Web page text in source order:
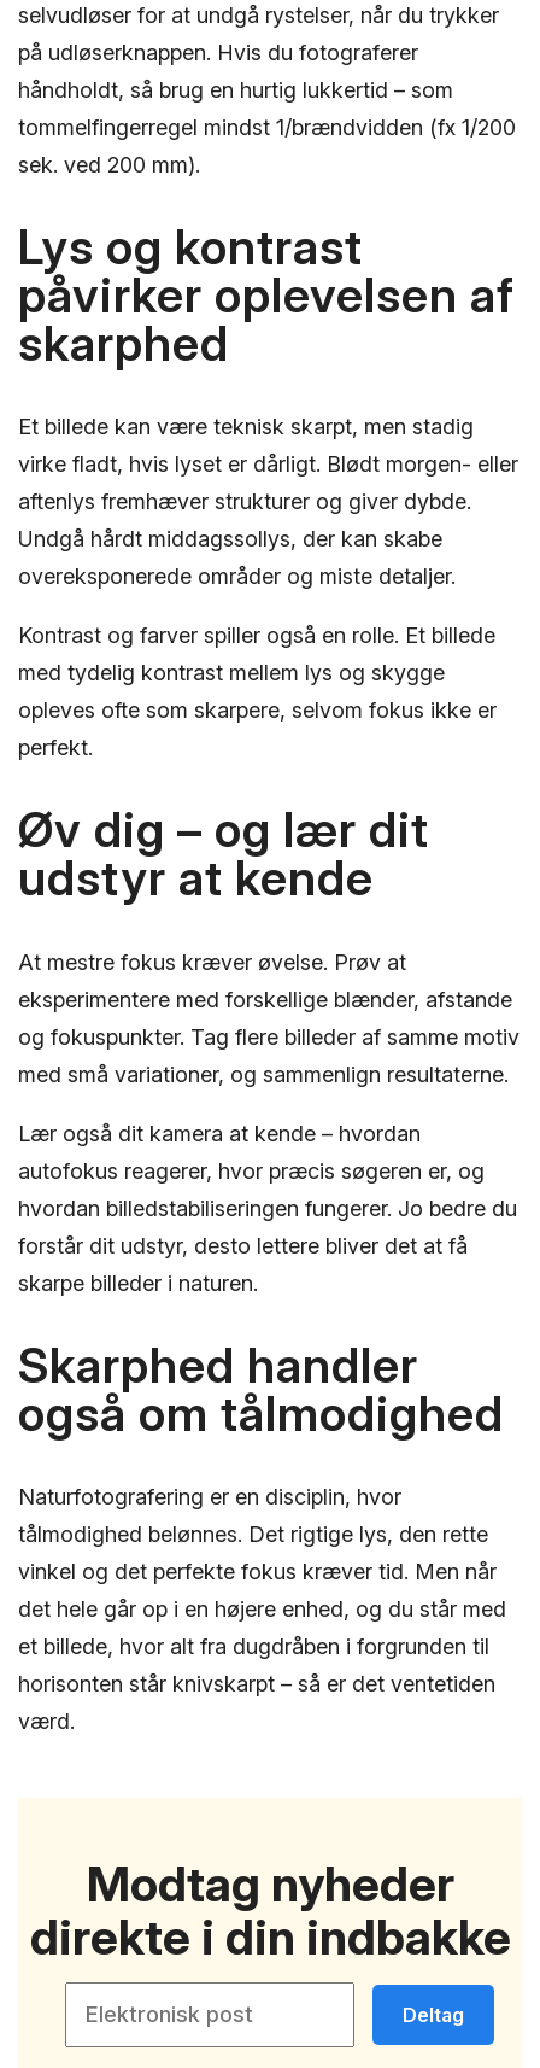
selvudløser for at undgå rystelser, når du trykker
på udløserknappen. Hvis du fotograferer
håndholdt, så brug en hurtig lukkertid – som
tommelfingerregel mindst 1/brændvidden (fx 1/200
sek. ved 200 mm).
Lys og kontrast
påvirker oplevelsen af
skarphed
Et billede kan være teknisk skarpt, men stadig
virke fladt, hvis lyset er dårligt. Blødt morgen- eller
aftenlys fremhæver strukturer og giver dybde.
Undgå hårdt middagssollys, der kan skabe
overeksponerede områder og miste detaljer.
Kontrast og farver spiller også en rolle. Et billede
med tydelig kontrast mellem lys og skygge
opleves ofte som skarpere, selvom fokus ikke er
perfekt.
Øv dig – og lær dit
udstyr at kende
At mestre fokus kræver øvelse. Prøv at
eksperimentere med forskellige blænder, afstande
og fokuspunkter. Tag flere billeder af samme motiv
med små variationer, og sammenlign resultaterne.
Lær også dit kamera at kende – hvordan
autofokus reagerer, hvor præcis søgeren er, og
hvordan billedstabiliseringen fungerer. Jo bedre du
forstår dit udstyr, desto lettere bliver det at få
skarpe billeder i naturen.
Skarphed handler
også om tålmodighed
Naturfotografering er en disciplin, hvor
tålmodighed belønnes. Det rigtige lys, den rette
vinkel og det perfekte fokus kræver tid. Men når
det hele går op i en højere enhed, og du står med
et billede, hvor alt fra dugdråben i forgrunden til
horisonten står knivskarpt – så er det ventetiden
værd.
Modtag nyheder
direkte i din indbakke
Deltag